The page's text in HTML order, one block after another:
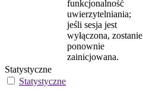
funkcjonalność
uwierzytelniania;
jeśli sesja jest
wyłączona, zostanie
ponownie
zainicjowana.
Statystyczne
Statystyczne